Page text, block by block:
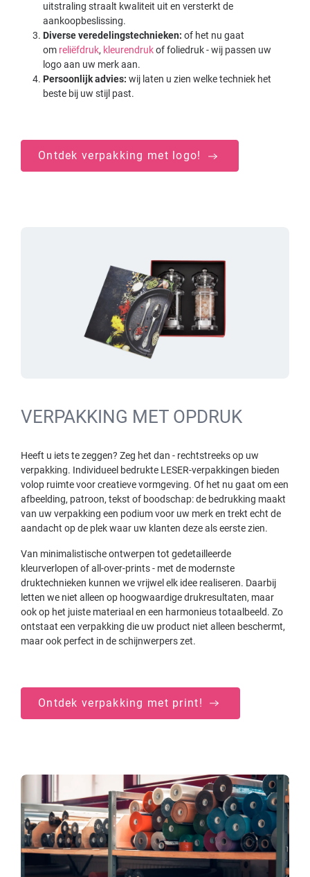
uitstraling straalt kwaliteit uit en versterkt de
aankoopbeslissing.
Diverse veredelingstechnieken: of het nu gaat
om reliëfdruk, kleurendrukof foliedruk - wij passen uw
logo aan uw merk aan.
Persoonlijk advies: wij laten u zien welke techniek het
beste bij uw stijl past.
Ontdek verpakking met logo!
VERPAKKING MET OPDRUK
Heeft u iets te zeggen? Zeg het dan - rechtstreeks op uw
verpakking. Individueel bedrukte LESER-verpakkingen bieden
volop ruimte voor creatieve vormgeving. Of het nu gaat om een
afbeelding, patroon, tekst of boodschap: de bedrukking maakt
van uw verpakking een podium voor uw merk en trekt echt de
aandacht op de plek waar uw klanten deze als eerste zien.
Van minimalistische ontwerpen tot gedetailleerde
kleurverlopen of all-over-prints - met de modernste
druktechnieken kunnen we vrijwel elk idee realiseren. Daarbij
letten we niet alleen op hoogwaardige drukresultaten, maar
ook op het juiste materiaal en een harmonieus totaalbeeld. Zo
ontstaat een verpakking die uw product niet alleen beschermt,
maar ook perfect in de schijnwerpers zet.
Ontdek verpakking met print!